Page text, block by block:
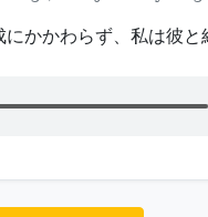
かかわらず、私は彼と